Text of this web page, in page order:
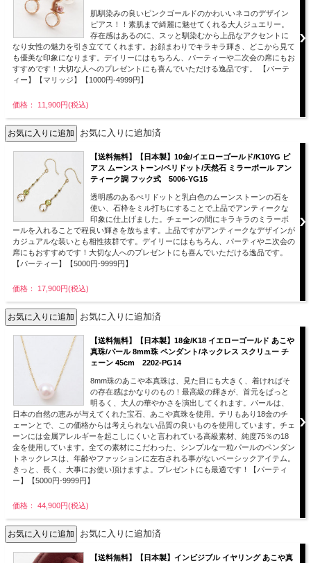
肌馴染みの良いピンクゴールドのかわいいネコのデザイン
ピアス！！素肌まで綺麗に魅せてくれる大人ジュエリー。
存在感はあるのに、スッと馴染むから上品なアクセントに
なり女性の魅力を引き立ててくれます。お顔まわりでキラキラ輝き、どこから見て
も優美な印象になります。デイリーにはもちろん、パーティーや二次会の席にもお
すすめです！大切な人へのプレゼントにも喜んでいただける逸品です。 【パーテ
ィー】【マリッジ】【1000円-4999円】
価格： 11,900円(税込)
お気に入りに追加済
【送料無料】【日本製】10金/イエローゴールド/K10YG ピ
アス ムーンストーン/ペリドット/天然石 ミラーボール アン
ティーク調 フック式 5006-YG15
透明感のあるぺリドットと乳白色のムーンストーンの石を
使い、石枠をミル打ちにすることで上品でアンティークな
印象に仕上げました。チェーンの間にキラキラのミラーボ
ールを入れることで程良い輝きを放ちます。上品ですがアンティークなデザインが
カジュアルな装いとも相性抜群です。デイリーにはもちろん、パーティやニ次会の
席にもおすすめです！大切な人へのプレゼントにも喜んでいただける逸品です。
【パーティー】【5000円-9999円】
価格： 17,900円(税込)
お気に入りに追加済
【送料無料】【日本製】18金/K18 イエローゴールド あこや
真珠/パール 8mm珠 ペンダント/ネックレス スクリュー チ
ェーン 45cm 2202-PG14
8mm珠のあこや本真珠は、見た目にも大きく、着ければそ
の存在感はかなりのもの！最高級の輝きが、首元をぱっと
明るく、大人の華やかさを演出してくれます。パールは、
日本の自然の恵みが与えてくれた宝石、あこや真珠を使用。テリもあり18金のチ
ェーンとで、この価格からは考えられない品質の良いものを使用しています。チェ
ーンには金属アレルギーを起こしにくいと言われている高級素材、純度75％の18
金を使用しています。全ての素材にこだわった、シンプルな一粒パールのペンダン
トネックレスは、年齢やファッションに左右される事がないベーシックアイテム。
きっと、長く、大事にお使い頂けますよ。プレゼントにも最適です！【パーティ
ー】【5000円-9999円】
価格： 44,900円(税込)
お気に入りに追加済
【送料無料】【日本製】インビジブル イヤリング あこや真